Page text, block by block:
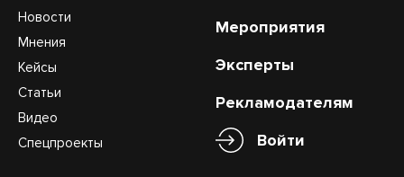
Новости
Мнения
Кейсы
Статьи
Видео
Спецпроекты
Мероприятия
Эксперты
Рекламодателям
Войти